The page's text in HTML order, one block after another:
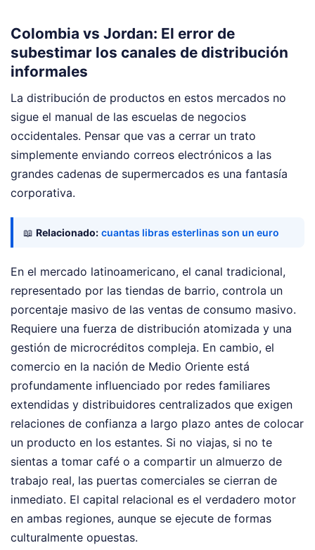
Colombia vs Jordan: El error de
subestimar los canales de distribución
informales
La distribución de productos en estos mercados no
sigue el manual de las escuelas de negocios
occidentales. Pensar que vas a cerrar un trato
simplemente enviando correos electrónicos a las
grandes cadenas de supermercados es una fantasía
corporativa.
📖 Relacionado: cuantas libras esterlinas son un euro
En el mercado latinoamericano, el canal tradicional,
representado por las tiendas de barrio, controla un
porcentaje masivo de las ventas de consumo masivo.
Requiere una fuerza de distribución atomizada y una
gestión de microcréditos compleja. En cambio, el
comercio en la nación de Medio Oriente está
profundamente influenciado por redes familiares
extendidas y distribuidores centralizados que exigen
relaciones de confianza a largo plazo antes de colocar
un producto en los estantes. Si no viajas, si no te
sientas a tomar café o a compartir un almuerzo de
trabajo real, las puertas comerciales se cierran de
inmediato. El capital relacional es el verdadero motor
en ambas regiones, aunque se ejecute de formas
culturalmente opuestas.